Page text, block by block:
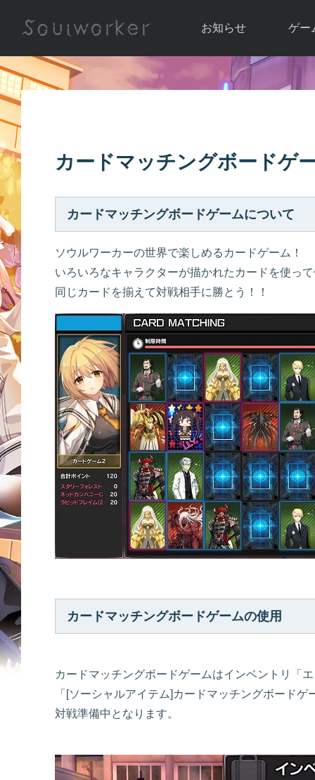
お知らせ
お知らせ一覧
運営通信
ゲー
ソウ
カードマッチングボードゲ
カードマッチングボードゲームについて
ソウルワーカーの世界で楽しめるカードゲーム！
いろいろなキャラクターが描かれたカードを使っ
同じカードを揃えて対戦相手に勝とう！！
カードマッチングボードゲームの使用
カードマッチングボードゲームはインベントリ「
「[ソーシャルアイテム]カードマッチングボード
対戦準備中となります。